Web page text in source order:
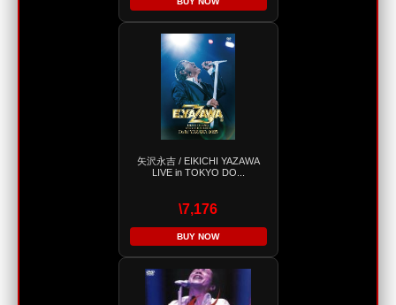
矢沢永吉 / EIKICHI YAZAWA
LIVE in TOKYO DO...
\7,176
BUY NOW